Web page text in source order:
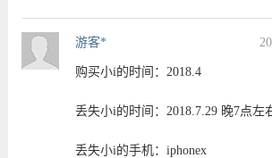
游客*
购买小i的时间：2018.4
丢失小i的时间：2018.7.29 晚7点左
丢失小i的手机：iphonex